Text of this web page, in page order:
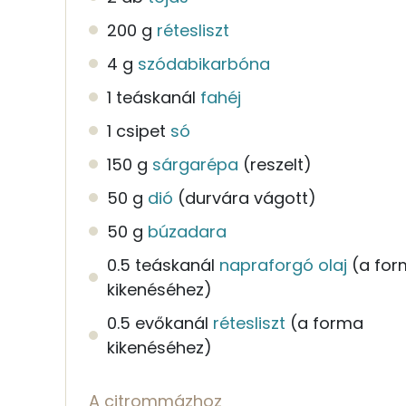
200 g rétesliszt
4 g szódabikarbóna
1 teáskanál fahéj
1 csipet só
150 g sárgarépa (reszelt)
50 g dió (durvára vágott)
50 g búzadara
0.5 teáskanál napraforgó olaj (a
kikenéséhez)
0.5 evőkanál rétesliszt (a forma
kikenéséhez)
A citrommázhoz